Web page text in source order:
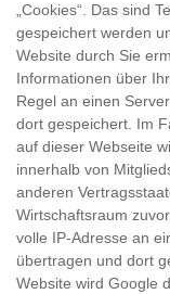
„Cookies“. Das sind
gespeichert werden
Website durch Sie
Informationen über
Regel an einen
dort gespeichert. Im
auf dieser Webseite
innerhalb von
anderen
Wirtschaftsraum
volle IP-Adresse an
übertragen und dort
Website wird Google